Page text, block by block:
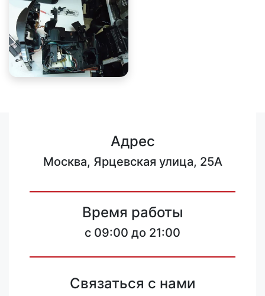
Адрес
Москва, Ярцевская улица, 25А
Время работы
c 09:00 до 21:00
Связаться с нами